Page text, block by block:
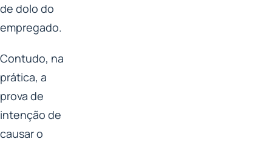
de dolo do
empregado.
Contudo, na
prática, a
prova de
intenção de
causar o